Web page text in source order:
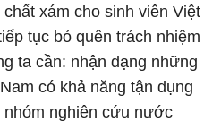
xám cho sinh viên Việt
tục bỏ quên trách nhiệm
ta cần: nhận dạng những
có khả năng tận dụng
nghiên cứu nước